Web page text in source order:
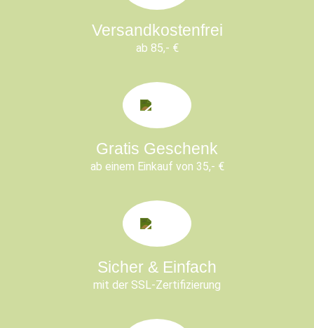
Versandkostenfrei
ab 85,- €
Gratis Geschenk
ab einem Einkauf von 35,- €
Sicher & Einfach
mit der SSL-Zertifizierung